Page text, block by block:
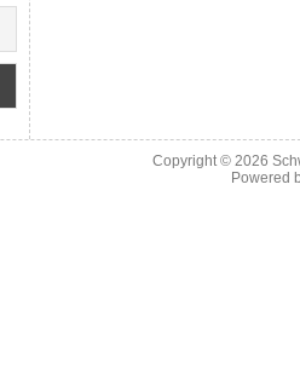
Copyright © 2026
Powered